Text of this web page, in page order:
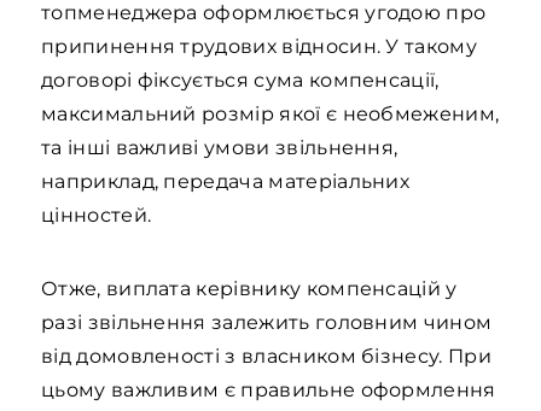
топменеджера оформлюється угодою про
припинення трудових відносин. У такому
договорі фіксується сума компенсації,
максимальний розмір якої є необмеженим,
та інші важливі умови звільнення,
наприклад, передача матеріальних
цінностей.
Отже, виплата керівнику компенсацій у
разі звільнення залежить головним чином
від домовленості з власником бізнесу. При
цьому важливим є правильне оформлення